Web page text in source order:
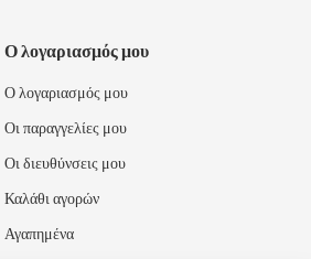
Ο λογαριασμός μου
Ο λογαριασμός μου
Οι παραγγελίες μου
Οι διευθύνσεις μου
Καλάθι αγορών
Αγαπημένα